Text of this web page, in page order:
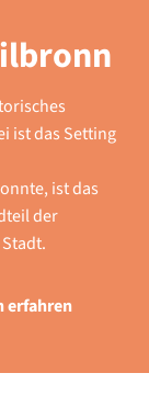
ist das Setting
ist das
der
erfahren